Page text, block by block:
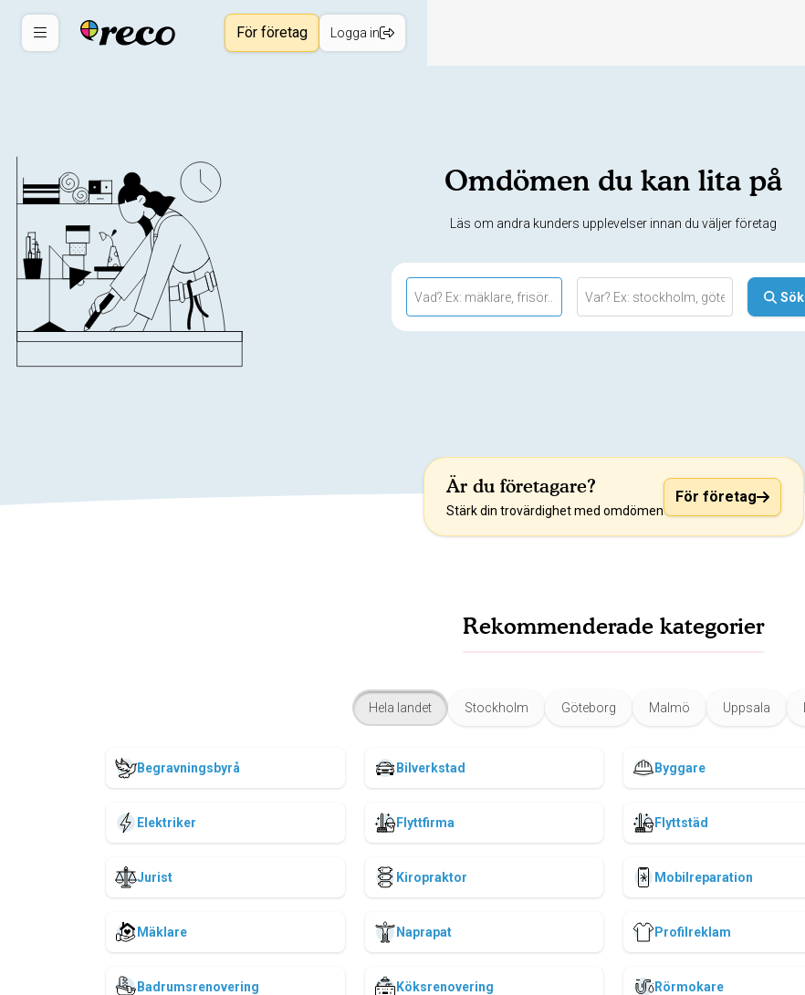
För företag Logga in
Omdömen du kan lita på
Läs om andra kunders upplevelser innan du väljer företag
Sök
Är du företagare?
Stärk din trovärdighet med omdömen
För företag
Rekommenderade kategorier
Hela landet Stockholm Göteborg Malmö Uppsala
Begravningsbyrå Bilverkstad Byggare
Elektriker Flyttfirma Flyttstäd
Jurist Kiropraktor Mobilreparation
Mäklare Naprapat Profilreklam
Badrumsrenovering Köksrenovering Rörmokare